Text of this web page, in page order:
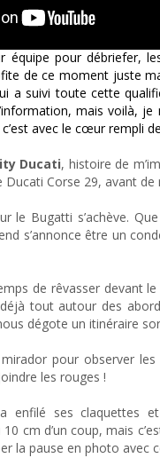
équipe pour débriefer,
de ce moment juste
a suivi toute cette
mais voilà,
avec le cœur rempli
Ducati, histoire de
Ducati Corse 29, avant
le Bugatti s’achève.
s’annonce être un
de rêvasser devant
tout autour des
dégote un itinéraire
pour observer
les rouges !
enfilé ses claquettes
cm d’un coup, mais
la pause en photo avec